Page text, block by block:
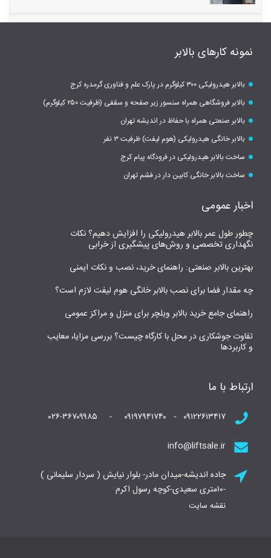
نمونه کارهای بالابر
بالابر هیدرولیکی ۳۰۰ کیلوگرم در پارک علم و فناوری گرمدره کرج
بالابر فروشگاهی همراه سنسور زیر صفحه و سقفی (ظرفیت ۲۵۰ کیلوگرم)
بالابر صنعتی همراه با حفاظ در اندیشه تهران
بالابر خانگی هیدرولیکی (هوم لیفت) ظرفیت ۳ نفر
ساخت بالابر هیدرولیکی در فرودگاه پیام کرج
ساخت بالابر خانگی کابین دار در فشم تهران
اخبار عمومی
چطور طول عمر بالابر هیدرولیکی را افزایش دهیم؟ نکات
نگهداری تخصصی و روش‌های پیشگیری از خرابی
بهترین بالابر صنعتی: راهنمای خرید، نصب و نکات ایمنی
چه مقدار فضا برای نصب بالابر خانگی هوم لیفت لازم است؟
راهنمای جامع خرید بالابر ویلچر برای منزل و مراکز عمومی
تفاوت جوشکاری در محل با کارگاه چیست؟ بررسی مزایا، معایب
و کاربردها
ارتباط با ما
۰۹۱۲۲۶۱۳۴۱۷ - ۰۹۱۹۷۹۴۱۷۴۰ - ۰۲۶-۳۶۷۰۹۹۸۵
info@liftsale.ir
جاده اندیشه-میدان مادر- بلوار نیایش ( سردار سلیمانی )
-۱۰متری سعیدی-کوچه رسول اکرم
نقشه سایت